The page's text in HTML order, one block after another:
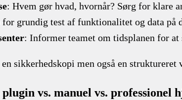
: Hvem gør hvad, hvornår? Sørg for klare
for grundig test af funktionalitet og data på
: Informer teamet om tidsplanen for at
sikkerhedskopi men også en
vs. manuel vs. professionel